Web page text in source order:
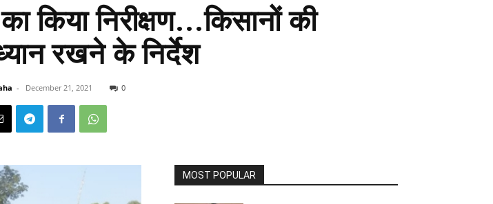
किया निरीक्षण...किसानों की
रखने के निर्देश
- December 21, 2021 0
MOST POPULAR